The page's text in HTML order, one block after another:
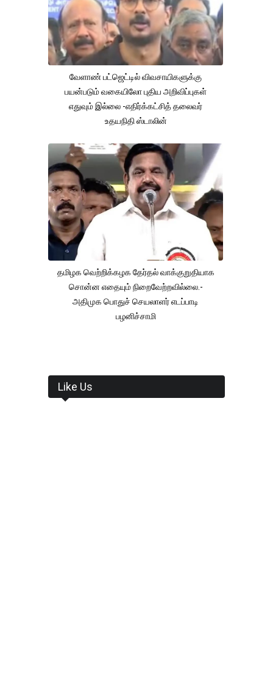
வேளாண் பட்ஜெட்டில் விவசாயிகளுக்கு
பயன்படும் வகையிலோ புதிய அறிவிப்புகள்
எதுவும் இல்லை -எதிர்க்கட்சித் தலைவர்
உதயநிதி ஸ்டாலின்
தமிழக வெற்றிக்கழக தேர்தல் வாக்குறுதியாக
சொன்ன எதையும் நிறைவேற்றவில்லை.-
அதிமுக பொதுச் செயலாளர் எடப்பாடி
பழனிச்சாமி
Like Us